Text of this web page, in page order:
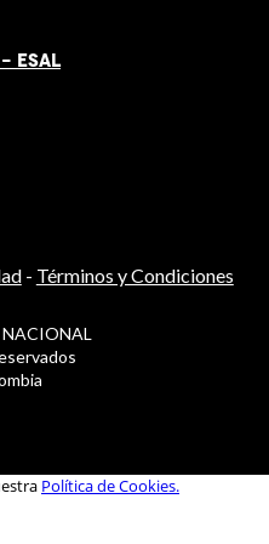
- ESAL
- Términos y Condiciones
Política de Cookies.